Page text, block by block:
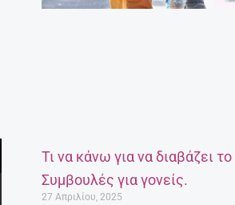
Τι να κάνω για να διαβάζει το
Συμβουλές για γονείς.
27 Απριλίου, 2025